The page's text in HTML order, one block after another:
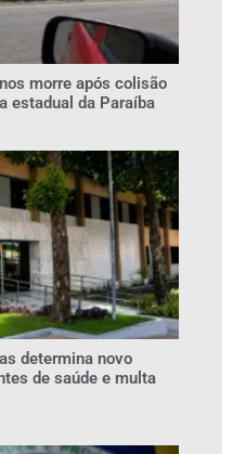
morre após colisão
estadual da Paraíba
determina novo
de saúde e multa